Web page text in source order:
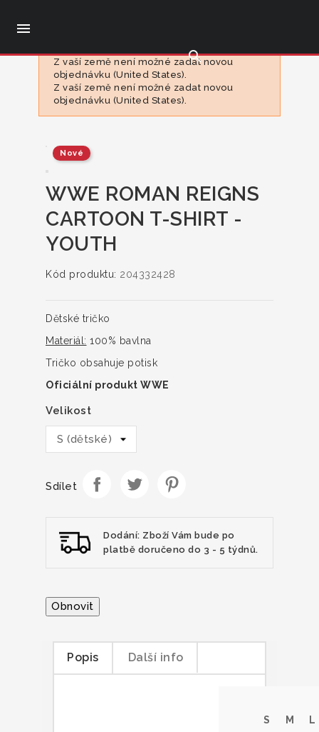

search
Z vaší země není možné zadat novou
objednávku (United States).
Z vaší země není možné zadat novou
objednávku (United States).
Nové
WWE ROMAN REIGNS
CARTOON T-SHIRT -
YOUTH
Kód produktu: 204332428
Dětské tričko
Materiál: 100% bavlna
Tričko obsahuje potisk
Oficiální produkt WWE
Velikost
Sdílet
Dodání: Zboží Vám bude po
platbě doručeno do 3 - 5 týdnů.
Popis Další info
S M L